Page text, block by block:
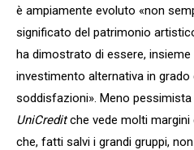
è ampiamente evoluto «non
significato del patrimonio
ha dimostrato di essere, insieme
investimento alternativa in grado
soddisfazioni». Meno
UniCreditche vede molti margini
che, fatti salvi i grandi gruppi,